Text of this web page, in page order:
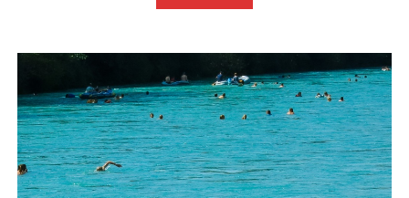
FAHRRADTOUR